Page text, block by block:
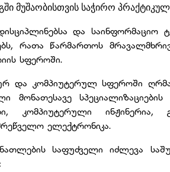
მუშაობისთვის საჭირო
და საინფორმაციო
რათა წარმართოს
სფეროში.
და კომპიუტერულ სფეროში
მონათესავე
კომპიუტერული ინჟინერია,
ელექტრონიკა.
საფუძველი იძლევა